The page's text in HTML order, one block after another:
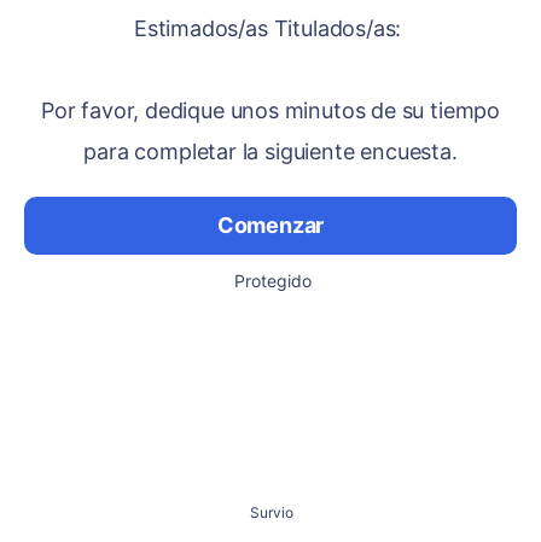
Estimados/as Titulados/as:
Por favor, dedique unos minutos de su tiempo
para completar la siguiente encuesta.
Comenzar
Protegido
Survio